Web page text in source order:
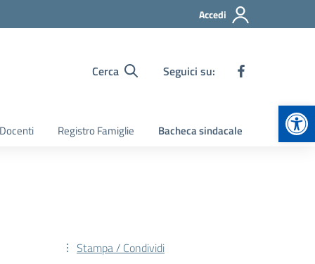
Accedi
Cerca Seguici su:
Registro Famiglie Bacheca sindacale
Stampa / Condividi